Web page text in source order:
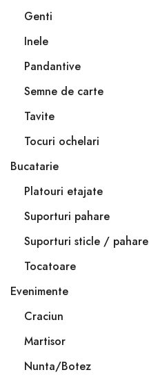
Genti
Inele
Pandantive
Semne de carte
Tavite
Tocuri ochelari
Bucatarie
Platouri etajate
Suporturi pahare
Suporturi sticle / pahare
Tocatoare
Evenimente
Craciun
Martisor
Nunta/Botez